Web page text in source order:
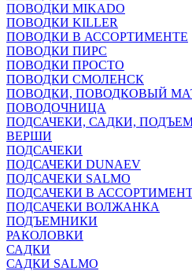
ПОВОДКИ MIKADO
ПОВОДКИ KILLER
ПОВОДКИ В АССОРТИМЕНТЕ
ПОВОДКИ ПИРС
ПОВОДКИ ПРОСТО
ПОВОДКИ СМОЛЕНСК
ПОВОДКИ, ПОВОДКОВЫЙ
ПОВОДОЧНИЦА
ПОДСАЧЕКИ, САДКИ,
ВЕРШИ
ПОДСАЧЕКИ
ПОДСАЧЕКИ DUNAEV
ПОДСАЧЕКИ SALMO
ПОДСАЧЕКИ В
ПОДСАЧЕКИ ВОЛЖАНКА
ПОДЪЕМНИКИ
РАКОЛОВКИ
САДКИ
САДКИ SALMO